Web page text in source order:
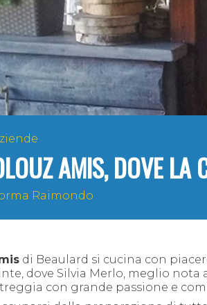
AMIS, DOVE LA
Raimondo
di Beaulard si cucina con
dove Silvia Merlo, meglio
con grande passione e